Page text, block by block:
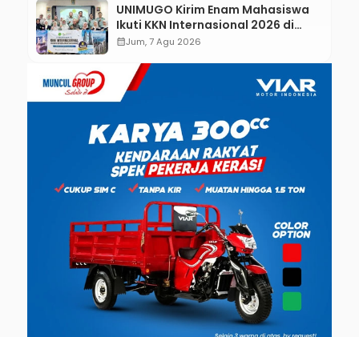
UNIMUGO Kirim Enam Mahasiswa
Ikuti KKN Internasional 2026 di
ASEAN dan Hong Kong
calendar_monthJum, 7 Agu 2026